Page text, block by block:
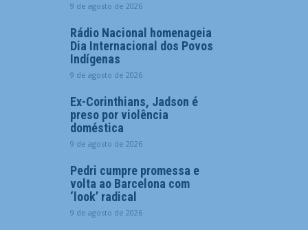
9 de agosto de 2026
Rádio Nacional homenageia
Dia Internacional dos Povos
Indígenas
9 de agosto de 2026
Ex-Corinthians, Jadson é
preso por violência
doméstica
9 de agosto de 2026
Pedri cumpre promessa e
volta ao Barcelona com
‘look’ radical
9 de agosto de 2026